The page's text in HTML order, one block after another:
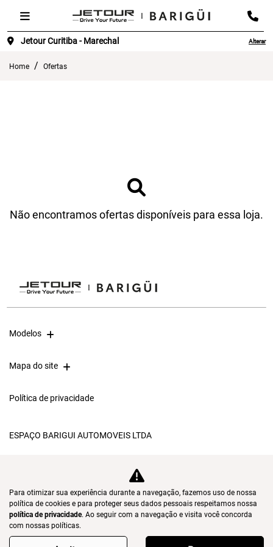
Jetour Curitiba - Marechal Alterar
Home Ofertas
Não encontramos ofertas disponíveis para essa loja.
Modelos
Mapa do site
Política de privacidade
ESPAÇO BARIGUI AUTOMOVEIS LTDA
Desacelere. Seu bem
maior é a vida.
Para otimizar sua experiência durante a navegação, fazemos uso de nossa
política de cookies e para proteger seus dados pessoais respeitamos nossa
política de privacidade. Ao seguir com a navegação e visita você concorda
com nossas políticas.